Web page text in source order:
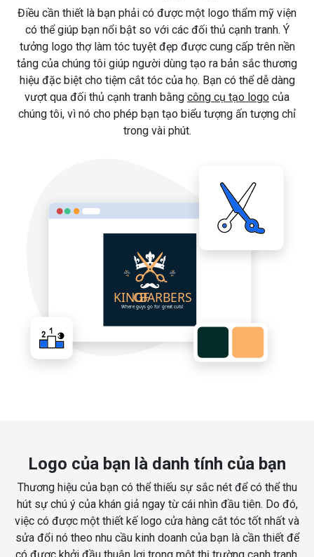
Điều cần thiết là bạn phải có được một logo thẩm mỹ viện
có thể giúp bạn nổi bật so với các đối thủ cạnh tranh. Ý
tưởng logo thợ làm tóc tuyệt đẹp được cung cấp trên nền
tảng của chúng tôi giúp người dùng tạo ra bản sắc thương
hiệu đặc biệt cho tiệm cắt tóc của họ. Bạn có thể dễ dàng
vượt qua đối thủ cạnh tranh bằng công cụ tạo logo của
chúng tôi, vì nó cho phép bạn tạo biểu tượng ấn tượng chỉ
trong vài phút.
Logo của bạn là danh tính của bạn
Thương hiệu của bạn có thể thiếu sự sắc nét để có thể thu
hút sự chú ý của khán giả ngay từ cái nhìn đầu tiên. Do đó,
việc có được một thiết kế logo cửa hàng cắt tóc tốt nhất và
sửa đổi nó theo nhu cầu kinh doanh của bạn là cần thiết để